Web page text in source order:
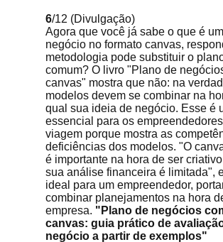
6/12 (Divulgação)
Agora que você já sabe o que é
negócio no formato canvas,
metodologia pode substituir o
comum? O livro "Plano de
canvas" mostra que não: na
modelos devem se combinar na
qual sua ideia de negócio. Esse é
essencial para os
viagem porque mostra as
deficiências dos modelos. "O
é importante na hora de ser
sua análise financeira é limitada",
ideal para um empreendedor,
combinar planejamentos na hora
empresa. "Plano de negócios
canvas: guia prático de
negócio a partir de exemplos"